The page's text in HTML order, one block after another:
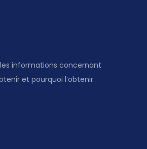
informations concernant
et pourquoi l’obtenir.